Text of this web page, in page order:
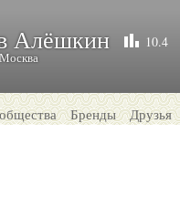
Алёшкин 10.4
Бренды Друзья